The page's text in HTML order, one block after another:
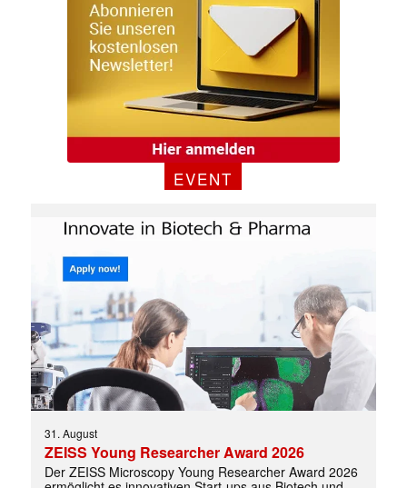
✕
EVENT
31. August
ZEISS Young Researcher Award 2026
Der ZEISS Microscopy Young Researcher Award 2026